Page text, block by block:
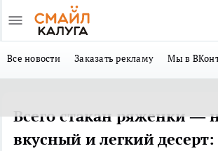
Все новости Заказать рекламу Мы в
Всего стакан ряженки —
вкусный и легкий